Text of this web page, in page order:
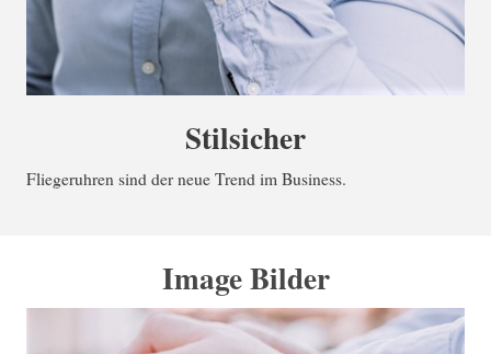
Stilsicher
Fliegeruhren sind der neue Trend im Business.
Image Bilder